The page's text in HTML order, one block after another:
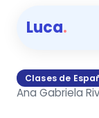
Luca.
Clases de
Ana Gabriela